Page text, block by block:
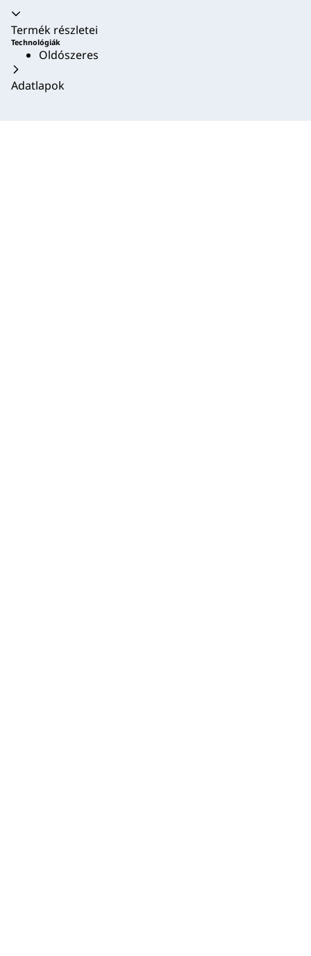
Akkordion összecsukva
Termék részletei
Technológiák
Oldószeres
Adatlapok